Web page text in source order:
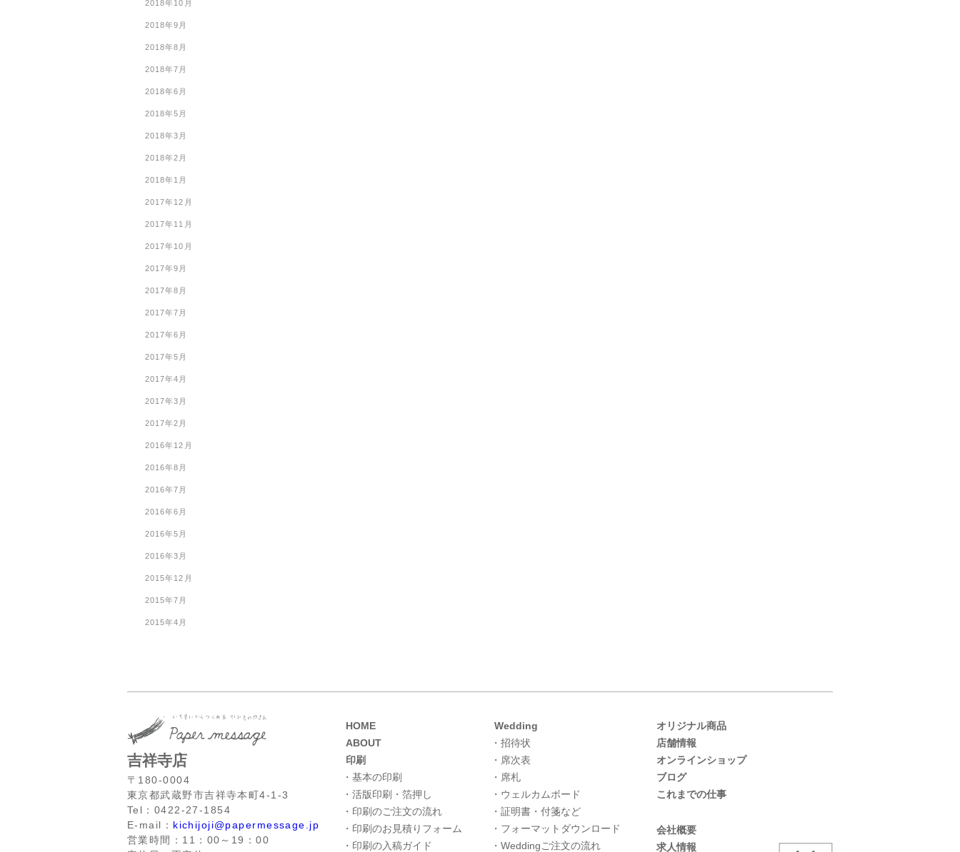
2018年10月
2018年9月
2018年8月
2018年7月
2018年6月
2018年5月
2018年3月
2018年2月
2018年1月
2017年12月
2017年11月
2017年10月
2017年9月
2017年8月
2017年7月
2017年6月
2017年5月
2017年4月
2017年3月
2017年2月
2016年12月
2016年8月
2016年7月
2016年6月
2016年5月
2016年3月
2015年12月
2015年7月
2015年4月
吉祥寺店
〒180-0004
東京都武蔵野市吉祥寺本町4-1-3
Tel：0422-27-1854
E-mail： kichijoji@papermessage.jp
営業時間：11：00～19：00
HOME
ABOUT
印刷
・基本の印刷
・活版印刷・箔押し
・印刷のご注文の流れ
・印刷のお見積りフォーム
・印刷の入稿ガイド
Wedding
・招待状
・席次表
・席札
・ウェルカムボード
・証明書・付箋など
・フォーマットダウンロード
・Weddingご注文の流れ
オリジナル商品
店舗情報
オンラインショップ
ブログ
これまでの仕事
会社概要
求人情報